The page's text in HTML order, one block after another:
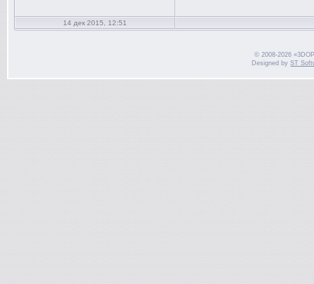
14 дек 2015, 12:51
© 2008-2026
Designed byST